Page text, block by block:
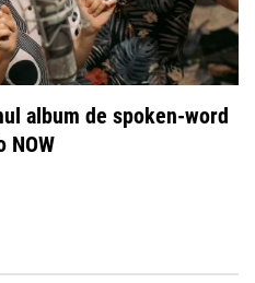
album de spoken-word
NOW